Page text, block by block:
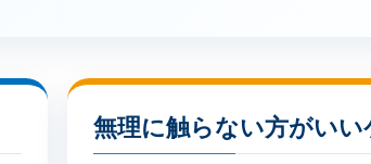
無理に触らない方がいい